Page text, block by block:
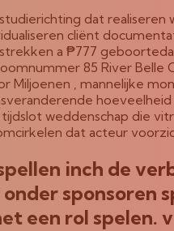
dat
cliënt
a ₱777
85 River Belle
Miljoenen , mannelijke
weddenschap die
dat acteur
inch de
sponsoren
een rol